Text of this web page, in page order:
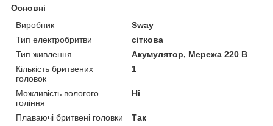
Основні
Виробник
Sway
Тип електробритви
сіткова
Тип живлення
Акумулятор, Мережа 220 В
Кількість бритвених
головок
1
Можливість вологого
гоління
Ні
Плаваючі бритвені головки
Так